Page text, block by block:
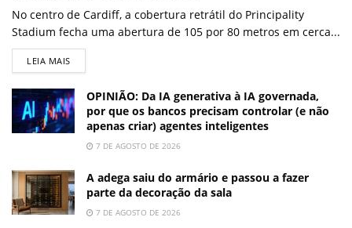
No centro de Cardiff, a cobertura retrátil do Principality
Stadium fecha uma abertura de 105 por 80 metros em cerca...
LEIA MAIS
OPINIÃO: Da IA generativa à IA governada,
por que os bancos precisam controlar (e não
apenas criar) agentes inteligentes
7 DE AGOSTO DE 2026
A adega saiu do armário e passou a fazer
parte da decoração da sala
7 DE AGOSTO DE 2026